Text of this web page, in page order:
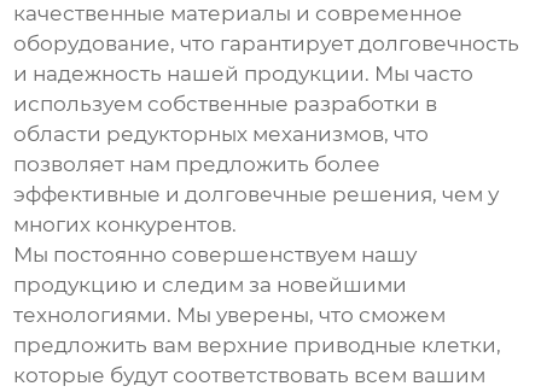
качественные материалы и современное
оборудование, что гарантирует долговечность
и надежность нашей продукции. Мы часто
используем собственные разработки в
области редукторных механизмов, что
позволяет нам предложить более
эффективные и долговечные решения, чем у
многих конкурентов.
Мы постоянно совершенствуем нашу
продукцию и следим за новейшими
технологиями. Мы уверены, что сможем
предложить вам верхние приводные клетки,
которые будут соответствовать всем вашим